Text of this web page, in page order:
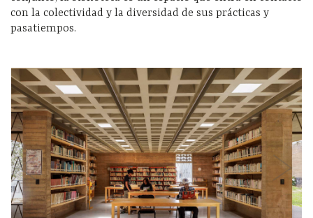
con la colectividad y la diversidad de sus prácticas y
pasatiempos.